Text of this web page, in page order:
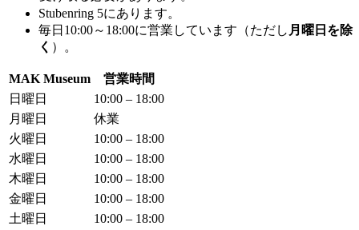
Stubenring 5にあります。
毎日10:00～18:00に営業しています（ただし 月曜日を除
く ）。
MAK Museum
営業時間
日曜日
10:00 – 18:00
月曜日
休業
火曜日
10:00 – 18:00
水曜日
10:00 – 18:00
木曜日
10:00 – 18:00
金曜日
10:00 – 18:00
土曜日
10:00 – 18:00